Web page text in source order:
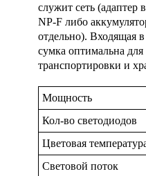
служит сеть (адаптер
NP-F либо
отдельно). Входящая
сумка оптимальна
транспортировки и
Мощность
Кол-во светодиодов
Цветовая
Световой поток